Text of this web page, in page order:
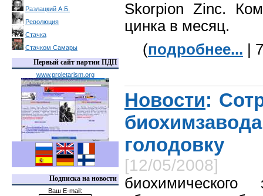
Разлацкий А.Б.
Революция
Стачка
Стачком Самары
Первый сайт партии ПДП
www.proletarism.org
Подписка на новости
Ваш E-mail:
Skorpion Zinc.
цинка в месяц.
(подробнее... |
Новости:
голодовку
[12/05/2008]